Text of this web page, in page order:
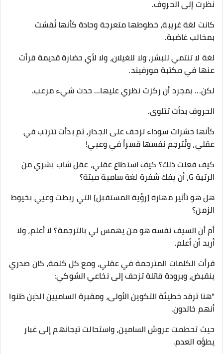
​نظرت إلى الحروف.
كانت لغة غريبة، خطوطها متعرجة وحادة كأنها نُقشت
بمخالب غاضبة.
لغة لا تنتمي للبشر، ولا للغيلان، ولا لأي حضارة قديمة قرأت
عنها في مكتبة مورفيند.
​لكن... بمجرد أن ركزت نظري عليها... حدث شيء مرعب.
​الحروف بدأت تتلوى.
كأنها حشرات سوداء تزحف على الجدار، ثم بدأت تترتب في
عقلي، وتُترجم نفسها قسراً في وعيي!
​كيف فعلت ذلك؟ كيف استطاع عقلي، عقل شاب بشري من
الرتبة G، أن يفك شفرة لغة سامية ميتة؟
هل هو تأثير مهارة [رؤية المستقبل] التي ربطت وعيي بخيوط
الزمن؟
أم أن السيف نفسه هو من يهمس لي بالترجمة؟ لا أعلم، ولا
أريد أن أعلم.
​قرأت الكلمات المترجمة في عقلي، ومع كل كلمة، كان صدري
ينقبض، وبرودة قاتلة تزحف إلى نخاعي الشوكي:
​"هنا ترقد خطيئة التكوين الأولى، ومقبرة الساميين الذين ظنوا
أنهم خالدون.
حيث تحطمت عروش السامين، واستحالت تيجانهم إلى غبار
يطؤه العدم.